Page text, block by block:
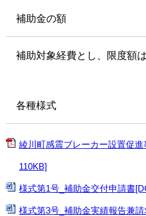
補助金の額
補助対象経費とし、限度額
各種様式
綾川町感震ブレーカー設置促進
110KB]
様式第1号_補助金交付申請書
様式第3号_補助金実績報告兼